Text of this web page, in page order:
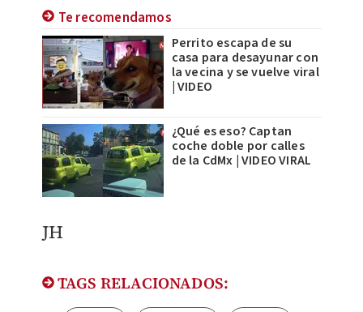
Te recomendamos
Perrito escapa de su
casa para desayunar con
la vecina y se vuelve viral
| VIDEO
¿Qué es eso? Captan
coche doble por calles
de la CdMx | VIDEO VIRAL
JH
TAGS RELACIONADOS: